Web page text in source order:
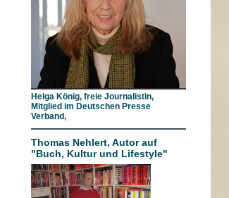
Helga König, freie Journalistin,
Mitglied im Deutschen Presse
Verband,
Thomas Nehlert, Autor auf
"Buch, Kultur und Lifestyle"